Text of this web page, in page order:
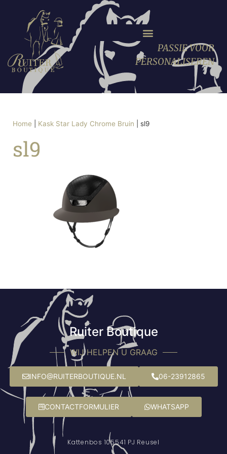
PASSIE VOOR
PERSONALISEREN
Home Kask Star Lady Chrome Bruin sl9
sl9
Ruiter Boutique
WIJ HELPEN U GRAAG
INFO@RUITERBOUTIQUE.NL 06-23912865
CONTACTFORMULIER WHATSAPP
Kattenbos 105541 PJ Reusel